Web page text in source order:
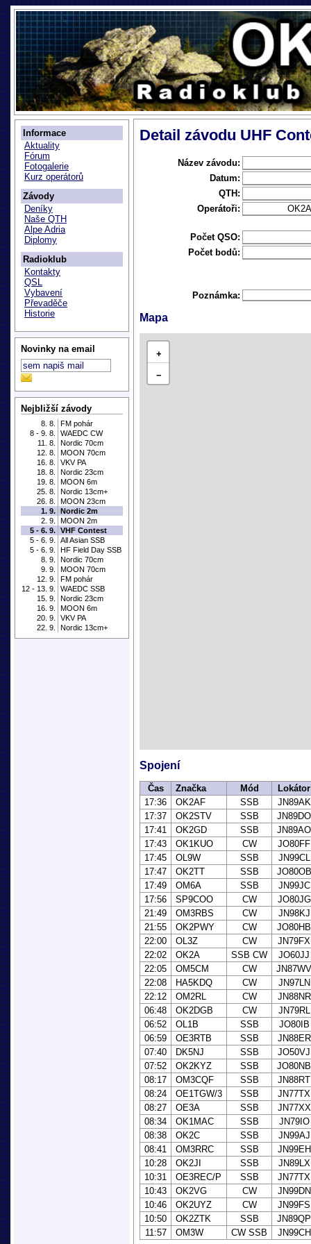
Informace
Aktuality
Fórum
Fotogalerie
Kurz operátorů
Závody
Deníky
Naše QTH
Alpe Adria
Diplomy
Radioklub
Kontakty
QSL
Vybavení
Převaděče
Historie
Novinky na email
Nejbližší závody
8. 8.
FM pohár
8 - 9. 8.
WAEDC CW
11. 8.
Nordic 70cm
12. 8.
MOON 70cm
16. 8.
VKV PA
18. 8.
Nordic 23cm
19. 8.
MOON 6m
25. 8.
Nordic 13cm+
26. 8.
MOON 23cm
1. 9. Nordic 2m
2. 9.
MOON 2m
5 - 6. 9. VHF Contest
5 - 6. 9.
All Asian SSB
5 - 6. 9.
HF Field Day SSB
8. 9.
Nordic 70cm
9. 9.
MOON 70cm
12. 9.
FM pohár
12 - 13. 9.
WAEDC SSB
15. 9.
Nordic 23cm
16. 9.
MOON 6m
20. 9.
VKV PA
22. 9.
Nordic 13cm+
Detail závodu UHF
Název závodu:
Datum:
QTH:
Operátoři:
Počet QSO:
Počet bodů:
Poznámka:
Mapa
+
−
Spojení
Čas Značka Mód
Lokátor
17:36
OK2AF SSB
JN89AK
17:37
OK2STV SSB
JN89DO
17:41
OK2GD SSB
JN89AO
17:43
OK1KUO CW
JO80FF
17:45
OL9W SSB
JN99CL
17:47
OK2TT SSB
JO80OB
17:49
OM6A SSB
JN99JC
17:56
SP9COO CW
JO80JG
21:49
OM3RBS CW
JN98KJ
21:55
OK2PWY CW
JO80HB
22:00
OL3Z CW
JN79FX
22:02
OK2A SSB CW
JO60JJ
22:05
OM5CM CW
JN87WV
22:08
HA5KDQ CW
JN97LN
22:12
OM2RL CW
JN88NR
06:48
OK2DGB CW
JN79RL
06:52
OL1B SSB
JO80IB
06:59
OE3RTB SSB
JN88ER
07:40
DK5NJ SSB
JO50VJ
07:52
OK2KYZ SSB
JO80NB
08:17
OM3CQF SSB
JN88RT
08:24
OE1TGW/3 SSB
JN77TX
08:27
OE3A SSB
JN77XX
08:34
OK1MAC SSB
JN79IO
08:38
OK2C SSB
JN99AJ
08:41
OM3RRC SSB
JN99EH
10:28
OK2JI SSB
JN89LX
10:31
OE3REC/P SSB
JN77TX
10:43
OK2VG CW
JN99DN
10:46
OK2UYZ CW
JN99FS
10:50
OK2ZTK SSB
JN89QP
11:57
OM3W CW SSB JN99CH